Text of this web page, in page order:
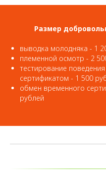
Размер
выводка молодняка - 1
племенной осмотр - 2
тестирование
сертификатом - 1 500
обмен временного
рублей